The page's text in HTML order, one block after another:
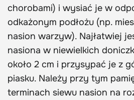
chorobami) i wysiać je w
odkażonym podłożu (np.
nasion warzyw). Najłatwiej
nasiona w niewielkich
około 2 cm i przysypać je z
piasku. Należy przy tym
terminach siewu nasion na